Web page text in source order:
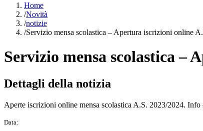
Home
/Novità
/notizie
/Servizio mensa scolastica – Apertura iscrizioni online
Servizio mensa scolastica –
Dettagli della notizia
Aperte iscrizioni online mensa scolastica A.S. 2023/2024.
Data: